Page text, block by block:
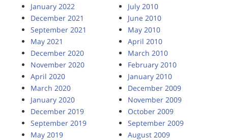
January 2022
December 2021
September 2021
May 2021
December 2020
November 2020
April 2020
March 2020
January 2020
December 2019
September 2019
May 2019
July 2010
June 2010
May 2010
April 2010
March 2010
February 2010
January 2010
December 2009
November 2009
October 2009
September 2009
August 2009